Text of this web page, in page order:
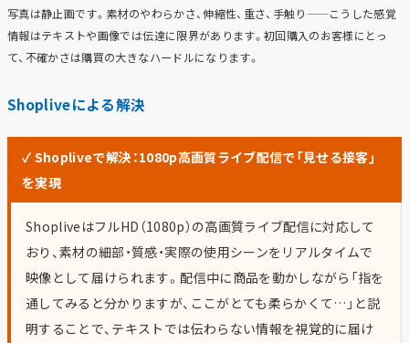
写真は静止画です。素材のやわらかさ、伸縮性、重さ、手触り——こうした感覚
情報はテキストや画像では伝達に限界があります。初回購入のお客様にとっ
て、不確かさは購買の大きなハードルになります。
Shopliveによる解決
✓ Shopliveで解決：1080p高画質ライブ配信で「見せる接客」
を実現
ShopliveはフルHD（1080p）の高画質ライブ配信に対応して
おり、素材の細部・質感・実際の使用シーンをリアルタイムで
映像として届けられます。配信中に商品を動かしながら「指を
通してみると分かりますが、ここがとても柔らかくて…」と説
明することで、テキストでは伝わらない情報を視覚的に届け